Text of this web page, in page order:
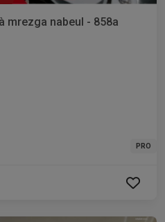
mrezga nabeul - 858a
PRO